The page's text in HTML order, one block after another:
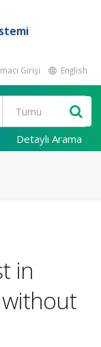
Girişi English
Detaylı Arama
in